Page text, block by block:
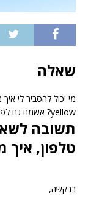
שאלה
מי יכול להסביר לי
yellow? אשמח גם לפרטים כמו: טלפון ושעות הפתיחה תודה.
תשובה
טלפון, איך
בבקשה,